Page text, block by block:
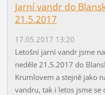
Jarní vandr do
21.5.2017
17.05.2017 13:20
Letošní jarní vandr jsme
neděle 21.5.2017 do
Krumlovem a stejně jako
vandru, tak i letos jsme